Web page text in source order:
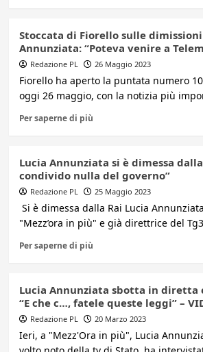
Stoccata di Fiorello sulle
Annunziata: “Poteva venire a
Redazione PL 26 Maggio 2023
Fiorello ha aperto la puntata numero
oggi 26 maggio, con la notizia più
Per saperne di più
Lucia Annunziata si è dimessa
condivido nulla del governo”
Redazione PL 25 Maggio 2023
Si è dimessa dalla Rai Lucia
"Mezz’ora in più" e già direttrice del
Per saperne di più
Lucia Annunziata sbotta in diretta
“E che c…, fatele queste leggi” –
Redazione PL 20 Marzo 2023
Ieri, a "Mezz'Ora in più", Lucia